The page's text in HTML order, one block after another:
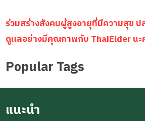
ร่วมสร้างสังคมผู้สูงอายุที่มีความสุข ป
ดูแลอย่างมีคุณภาพกับ ThaiElder นะ
Popular Tags
แนะนำ